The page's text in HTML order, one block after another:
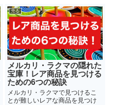
てきますよ！
売る
メルカリ・ラクマの隠れた
宝庫！レア商品を見つける
ための6つの秘訣
メルカリ・ラクマで見つけるこ
とが難しいレアな商品を見つけ